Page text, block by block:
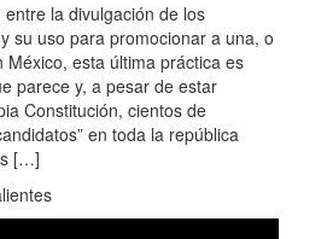
la divulgación de los
su uso para promocionar a una, o
México, esta última práctica es
parece y, a pesar de estar
Constitución, cientos de
en toda la república
[…]